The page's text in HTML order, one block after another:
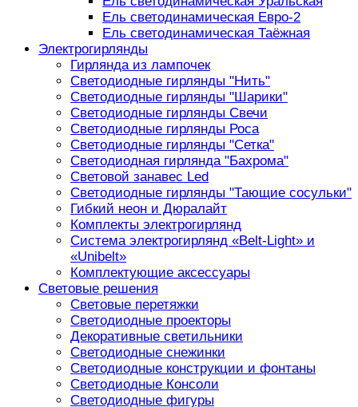
Ель светодинамическая Евро-2
Ель светодинамическая Таёжная
Электрогирлянды
Гирлянда из лампочек
Светодиодные гирлянды "Нить"
Светодиодные гирлянды "Шарики"
Светодиодные гирлянды Свечи
Светодиодные гирлянды Роса
Светодиодные гирлянды "Сетка"
Светодиодная гирлянда "Бахрома"
Световой занавес Led
Светодиодные гирлянды "Тающие сосульки"
Гибкий неон и Дюралайт
Комплекты электрогирлянд
Система электрогирлянд «Belt-Light» и
«Unibelt»
Комплектующие аксессуары
Световые решения
Световые перетяжки
Светодиодные проекторы
Декоративные светильники
Светодиодные снежинки
Светодиодные конструкции и фонтаны
Светодиодные Консоли
Светодиодные фигуры